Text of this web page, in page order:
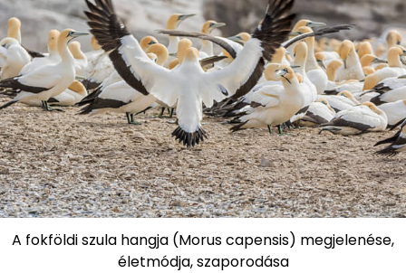
A fokföldi szula hangja (Morus capensis) megjelenése,
életmódja, szaporodása